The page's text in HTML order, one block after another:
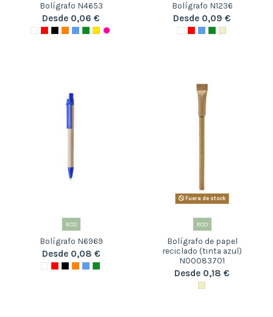
Bolígrafo N4653
Desde 0,06 €
Bolígrafo N1236
Desde 0,09 €
ECO
Bolígrafo N6969
Desde 0,08 €
Fuera de stock
ECO
Bolígrafo de papel
reciclado (tinta azul)
N00083701
Desde 0,18 €